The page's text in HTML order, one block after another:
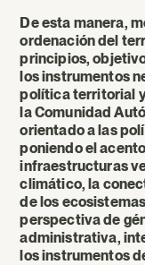
De esta manera,
ordenación del
principios,
los instrumentos
política territorial
la Comunidad
orientado a las
poniendo el
infraestructuras
climático, la
de los
perspectiva de
administrativa,
los instrumentos